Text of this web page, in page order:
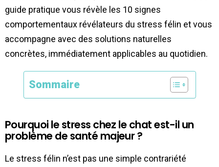
guide pratique vous révèle les 10 signes
comportementaux révélateurs du stress félin et vous
accompagne avec des solutions naturelles
concrètes, immédiatement applicables au quotidien.
Sommaire
Pourquoi le stress chez le chat est-il un
problème de santé majeur ?
Le stress félin n’est pas une simple contrariété